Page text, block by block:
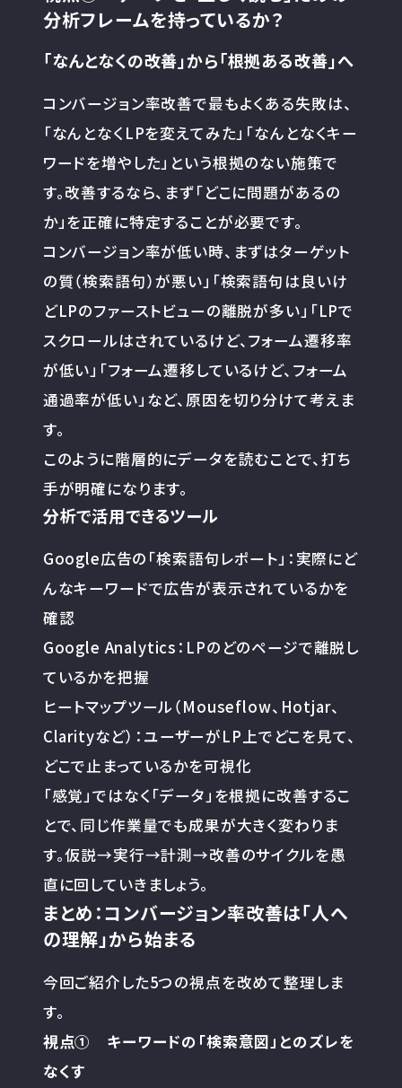
分析フレームを持っているか？
「なんとなくの改善」から「根拠ある改善」へ
コンバージョン率改善で最もよくある失敗は、
「なんとなくLPを変えてみた」「なんとなくキー
ワードを増やした」という根拠のない施策で
す。改善するなら、まず「どこに問題があるの
か」を正確に特定することが必要です。
コンバージョン率が低い時、まずはターゲット
の質（検索語句）が悪い」「検索語句は良いけ
どLPのファーストビューの離脱が多い」「LPで
スクロールはされているけど、フォーム遷移率
が低い」「フォーム遷移しているけど、フォーム
通過率が低い」など、原因を切り分けて考えま
す。
このように階層的にデータを読むことで、打ち
手が明確になります。
分析で活用できるツール
Google広告の「検索語句レポート」：実際にど
んなキーワードで広告が表示されているかを
確認
Google Analytics：LPのどのページで離脱し
ているかを把握
ヒートマップツール（Mouseflow、Hotjar、
Clarityなど）：ユーザーがLP上でどこを見て、
どこで止まっているかを可視化
「感覚」ではなく「データ」を根拠に改善するこ
とで、同じ作業量でも成果が大きく変わりま
す。仮説→実行→計測→改善のサイクルを愚
直に回していきましょう。
まとめ：コンバージョン率改善は「人へ
の理解」から始まる
今回ご紹介した5つの視点を改めて整理しま
す。
視点① キーワードの「検索意図」とのズレを
なくす